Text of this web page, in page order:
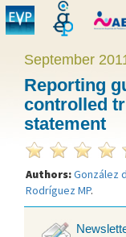
September
Reporting
controlled
statement
Authors:González
Rodríguez MP.